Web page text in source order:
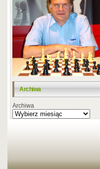
Archiwa
Archiwa